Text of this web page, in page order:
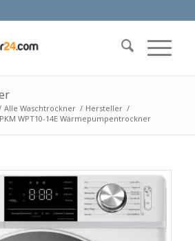
Alle Waschtrockner / Hersteller /
PKM WPT10-14E Wärmepumpentrockner